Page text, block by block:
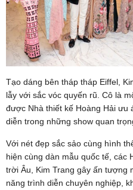
Tạo dáng bên tháp tháp Eiffel,
lẫy với sắc vóc quyến rũ. Cô là
được Nhà thiết kế Hoàng Hải ưu
diễn trong những show quan
Với nét đẹp sắc sảo cùng hình
hiện cùng dàn mẫu quốc tế, các
trời Âu, Kim Trang gây ấn tượng
năng trình diễn chuyên nghiệp,